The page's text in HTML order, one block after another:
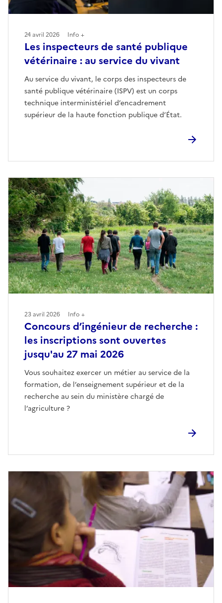
Les inspecteurs de santé publique
vétérinaire : au service du vivant
Au service du vivant, le corps des inspecteurs de
santé publique vétérinaire (ISPV) est un corps
technique interministériel d’encadrement
supérieur de la haute fonction publique d’État.
24 avril 2026 Info +
Concours d’ingénieur de recherche :
les inscriptions sont ouvertes
jusqu'au 27 mai 2026
Vous souhaitez exercer un métier au service de la
formation, de l’enseignement supérieur et de la
recherche au sein du ministère chargé de
l’agriculture ?
23 avril 2026 Info +